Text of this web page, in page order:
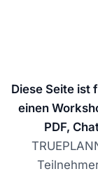
Diese Seite ist
einen
PDF,